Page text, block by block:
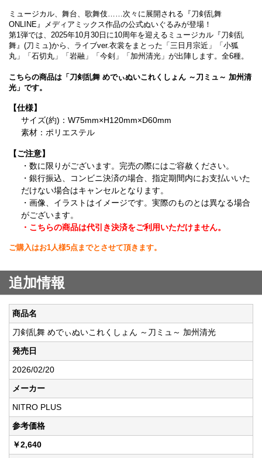
ミュージカル、舞台、歌舞伎……次々に展開される『刀剣乱舞
ONLINE』メディアミックス作品の公式ぬいぐるみが登場！
第1弾では、2025年10月30日に10周年を迎えるミュージカル『刀剣乱
舞』(刀ミュ)から、ライブver.衣裳をまとった「三日月宗近」「小狐
丸」「石切丸」「岩融」「今剣」「加州清光」が出陣します。全6種。
こちらの商品は「刀剣乱舞 めでぃぬいこれくしょん ～刀ミュ～ 加州清
光」です。
【仕様】
サイズ(約)：W75mm×H120mm×D60mm
素材：ポリエステル
【ご注意】
・数に限りがございます。完売の際にはご容赦ください。
・銀行振込、コンビニ決済の場合、指定期間内にお支払いいた
だけない場合はキャンセルとなります。
・画像、イラストはイメージです。実際のものとは異なる場合
がございます。
・こちらの商品は代引き決済をご利用いただけません。
ご購入はお1人様5点までとさせて頂きます。
追加情報
商品名
刀剣乱舞 めでぃぬいこれくしょん ～刀ミュ～ 加州清光
発売日
2026/02/20
メーカー
NITRO PLUS
参考価格
￥2,640